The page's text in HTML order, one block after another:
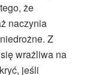
że
naczynia
Z
wrażliwa na
jeśli